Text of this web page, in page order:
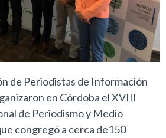
de Periodistas de Información
en Córdoba el XVIII
de Periodismo y Medio
congregó a cerca de150